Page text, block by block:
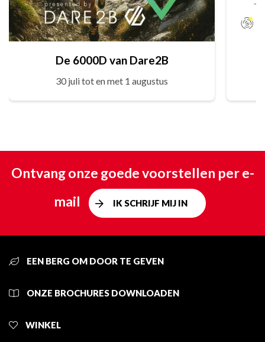
De 6000D van Dare2B
30 juli tot en met 1 augustus
Ontvang onze goede voorstellen per e-
mail
IK SCHRIJF MIJ IN
EEN BERG OM DOOR TE GEVEN
ONZE BROCHURES DOWNLOADEN
WINKEL